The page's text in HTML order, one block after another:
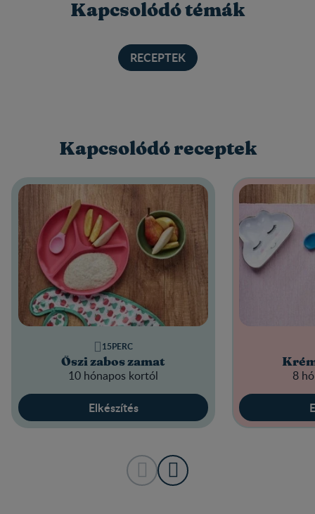
Kapcsolódó témák
RECEPTEK
Kapcsolódó receptek
Őszi zabos zamat
10 hónapos kortól
15PERC
Elkészítés
8